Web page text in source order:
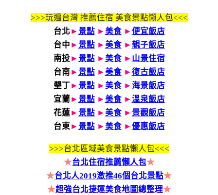
>>>玩遍台灣 推薦住宿 美食景點懶人包<<<
台北 ► 景點 ► 美食► 便宜飯店
台中 ► 景點 ► 美食► 親子飯店
南投► 景點 ► 美食► 山景住宿
台南► 景點 ► 美食► 復古飯店
墾丁► 景點 ► 美食► 海景飯店
宜蘭 ► 景點 ► 美食► 溫泉飯店
花蓮► 景點 ► 美食► 景觀飯店
台東► 景點 ► 美食► 優惠飯店
>>>台北區域美食景點懶人包<<<
★台北住宿推薦懶人包★
★台北人2019激推46個台北景點★
★超強台北捷運美食地圖總整理★